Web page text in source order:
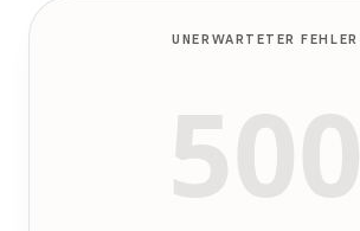
UNERWARTETER FEHLER
500